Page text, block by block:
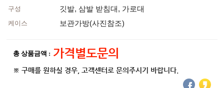
구성 깃발, 삼발 받침대, 가로대
케이스 보관가방(사진참조)
총 상품금액 : 가격별도문의
※ 구매를 원하실 경우, 고객센터로 문의주시기 바랍니다.